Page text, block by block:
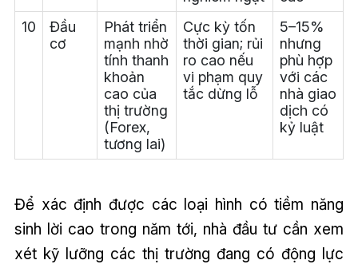
10
Đầu
cơ
Phát triển
mạnh nhờ
tính thanh
khoản
cao của
thị trường
(Forex,
tương lai)
Cực kỳ tốn
thời gian; rủi
ro cao nếu
vi phạm quy
tắc dừng lỗ
5–15%
nhưng
phù hợp
với các
nhà giao
dịch có
kỷ luật
Để xác định được các loại hình có tiềm năng
sinh lời cao trong năm tới, nhà đầu tư cần xem
xét kỹ lưỡng các thị trường đang có động lực